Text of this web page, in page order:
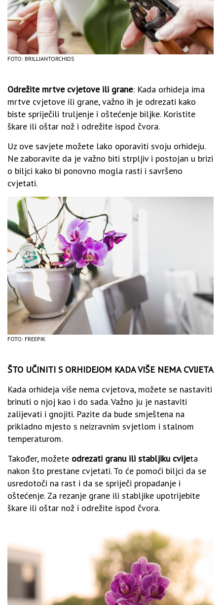
FOTO: BRILLIANTORCHIDS
Odrežite mrtve cvjetove ili grane: Kada orhideja ima
mrtve cvjetove ili grane, važno ih je odrezati kako
biste spriječili truljenje i oštećenje biljke. Koristite
škare ili oštar nož i odrežite ispod čvora.
Uz ove savjete možete lako oporaviti svoju orhideju.
Ne zaboravite da je važno biti strpljiv i postojan u brizi
o biljci kako bi ponovno mogla rasti i savršeno
cvjetati.
FOTO: FREEPIK
ŠTO UČINITI S ORHIDEJOM KADA VIŠE NEMA CVIJETA
Kada orhideja više nema cvjetova, možete se nastaviti
brinuti o njoj kao i do sada. Važno ju je nastaviti
zalijevati i gnojiti. Pazite da bude smještena na
prikladno mjesto s neizravnim svjetlom i stalnom
temperaturom.
Također, možete odrezati granu ili stabljiku cvijeta
nakon što prestane cvjetati. To će pomoći biljci da se
usredotoči na rast i da se spriječi propadanje i
oštećenje. Za rezanje grane ili stabljike upotrijebite
škare ili oštar nož i odrežite ispod čvora.